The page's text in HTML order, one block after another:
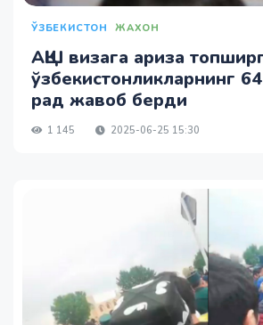
ЎЗБЕКИСТОН ЖАХОН
АҚШ визага ариза
ўзбекистонликларнинг
рад жавоб берди
1 145 2025-06-25 15:30